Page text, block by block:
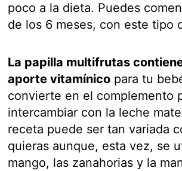
poco a la dieta. Puedes
de los 6 meses, con este tipo
La papilla multifrutas
aporte vitamínico para tu
convierte en el complemento
intercambiar con la leche
receta puede ser tan variada
quieras aunque, esta vez, se
mango, las zanahorias y la